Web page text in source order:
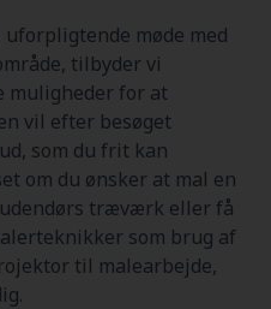
møde med
tilbyder vi
muligheder for at
vil efter besøget
som du frit kan
om du ønsker at mal en
træværk eller få
som brug af
til malearbejde,